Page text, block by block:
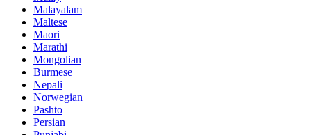
Malayalam
Maltese
Maori
Marathi
Mongolian
Burmese
Nepali
Norwegian
Pashto
Persian